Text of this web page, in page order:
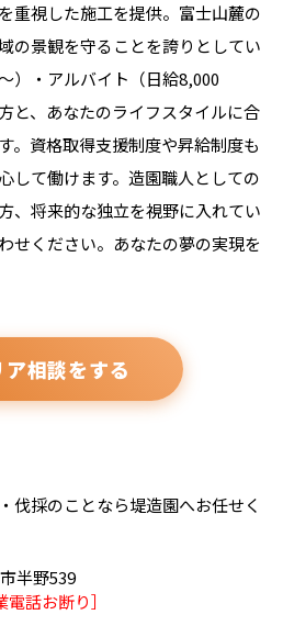
重視した施工を提供。富士山麓の
の景観を守ることを誇りとしてい
）・アルバイト（日給8,000
と、あなたのライフスタイルに合
。資格取得支援制度や昇給制度も
して働けます。造園職人としての
、将来的な独立を視野に入れてい
せください。あなたの夢の実現を
相談をする
伐採のことなら堤造園へお任せく
半野539
電話お断り］